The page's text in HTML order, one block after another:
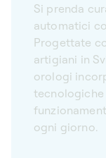
Si prenda
automatici
Progettate
artigiani in
orologi
ogni giorno.